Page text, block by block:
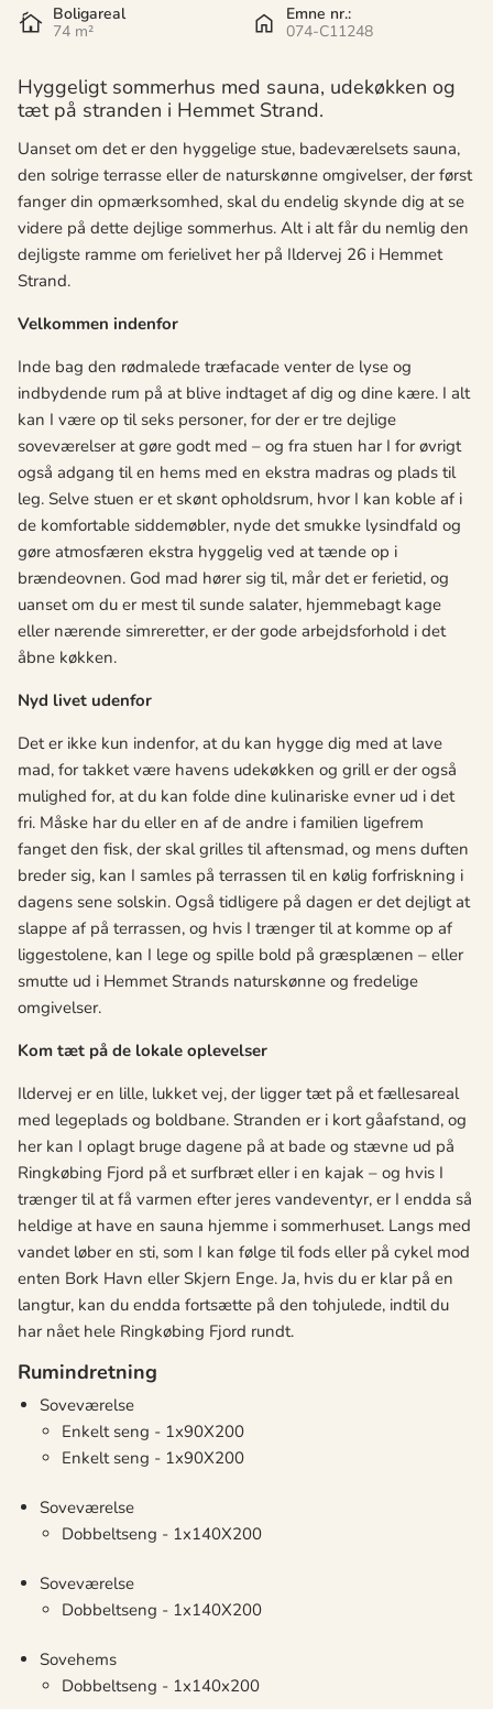
Boligareal
74 m²
Emne nr.:
074-C11248
Hyggeligt sommerhus med sauna, udekøkken og
tæt på stranden i Hemmet Strand.
Uanset om det er den hyggelige stue, badeværelsets sauna,
den solrige terrasse eller de naturskønne omgivelser, der først
fanger din opmærksomhed, skal du endelig skynde dig at se
videre på dette dejlige sommerhus. Alt i alt får du nemlig den
dejligste ramme om ferielivet her på Ildervej 26 i Hemmet
Strand.
Velkommen indenfor
Inde bag den rødmalede træfacade venter de lyse og
indbydende rum på at blive indtaget af dig og dine kære. I alt
kan I være op til seks personer, for der er tre dejlige
soveværelser at gøre godt med – og fra stuen har I for øvrigt
også adgang til en hems med en ekstra madras og plads til
leg. Selve stuen er et skønt opholdsrum, hvor I kan koble af i
de komfortable siddemøbler, nyde det smukke lysindfald og
gøre atmosfæren ekstra hyggelig ved at tænde op i
brændeovnen. God mad hører sig til, mår det er ferietid, og
uanset om du er mest til sunde salater, hjemmebagt kage
eller nærende simreretter, er der gode arbejdsforhold i det
åbne køkken.
Nyd livet udenfor
Det er ikke kun indenfor, at du kan hygge dig med at lave
mad, for takket være havens udekøkken og grill er der også
mulighed for, at du kan folde dine kulinariske evner ud i det
fri. Måske har du eller en af de andre i familien ligefrem
fanget den fisk, der skal grilles til aftensmad, og mens duften
breder sig, kan I samles på terrassen til en kølig forfriskning i
dagens sene solskin. Også tidligere på dagen er det dejligt at
slappe af på terrassen, og hvis I trænger til at komme op af
liggestolene, kan I lege og spille bold på græsplænen – eller
smutte ud i Hemmet Strands naturskønne og fredelige
omgivelser.
Kom tæt på de lokale oplevelser
Ildervej er en lille, lukket vej, der ligger tæt på et fællesareal
med legeplads og boldbane. Stranden er i kort gåafstand, og
her kan I oplagt bruge dagene på at bade og stævne ud på
Ringkøbing Fjord på et surfbræt eller i en kajak – og hvis I
trænger til at få varmen efter jeres vandeventyr, er I endda så
heldige at have en sauna hjemme i sommerhuset. Langs med
vandet løber en sti, som I kan følge til fods eller på cykel mod
enten Bork Havn eller Skjern Enge. Ja, hvis du er klar på en
langtur, kan du endda fortsætte på den tohjulede, indtil du
har nået hele Ringkøbing Fjord rundt.
Rumindretning
Soveværelse
Enkelt seng - 1x90X200
Enkelt seng - 1x90X200
Soveværelse
Dobbeltseng - 1x140X200
Soveværelse
Dobbeltseng - 1x140X200
Sovehems
Dobbeltseng - 1x140x200